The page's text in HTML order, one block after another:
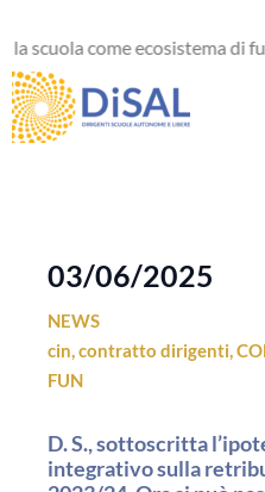
contenuto
scuola come ecosistema di
Formazione
Concorsi
Pubblicazioni
03/06/2025
NEWS
cin,contratto dirigenti,
FUN
D. S., sottoscritta
integrativo sulla